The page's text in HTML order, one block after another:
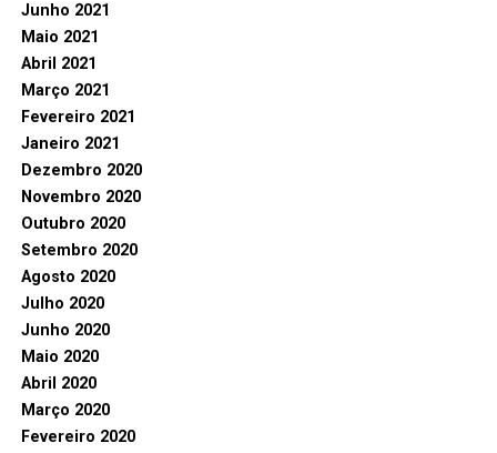
Junho 2021
Maio 2021
Abril 2021
Março 2021
Fevereiro 2021
Janeiro 2021
Dezembro 2020
Novembro 2020
Outubro 2020
Setembro 2020
Agosto 2020
Julho 2020
Junho 2020
Maio 2020
Abril 2020
Março 2020
Fevereiro 2020